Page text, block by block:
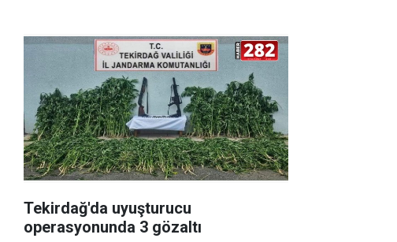
Tekirdağ'da uyuşturucu
operasyonunda 3 gözaltı